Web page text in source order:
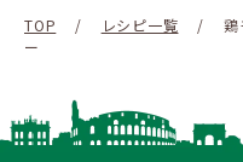
TOP / レシピ一覧 /
鶏
ー